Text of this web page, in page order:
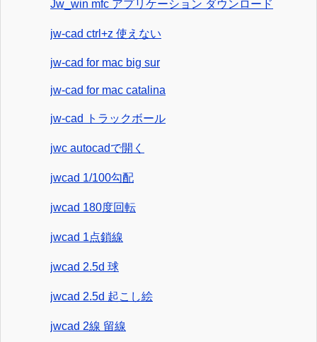
Jw_win mfc アプリケーション ダウンロード
jw-cad ctrl+z 使えない
jw-cad for mac big sur
jw-cad for mac catalina
jw-cad トラックボール
jwc autocadで開く
jwcad 1/100勾配
jwcad 180度回転
jwcad 1点鎖線
jwcad 2.5d 球
jwcad 2.5d 起こし絵
jwcad 2線 留線